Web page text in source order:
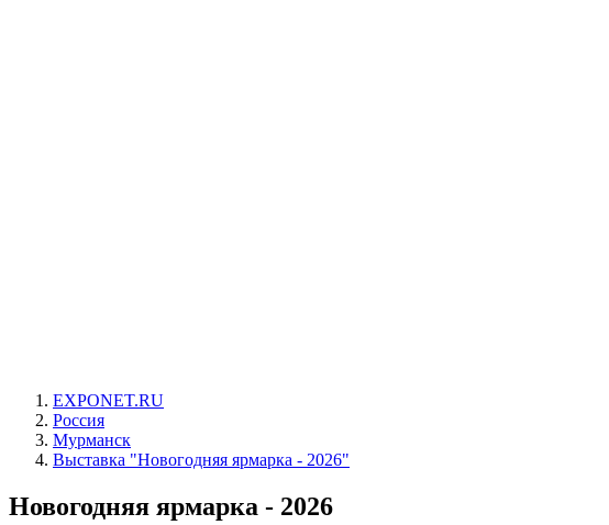
EXPONET.RU
Россия
Мурманск
Выставка "Новогодняя ярмарка - 2026"
Новогодняя ярмарка - 2026